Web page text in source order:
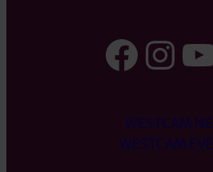
WESTCAM
WESTCAM